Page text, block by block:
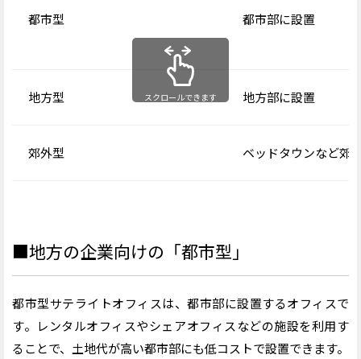
まとめ：サテライトオフィスを上手に活用しよう
都市型 都市部に設置
地方型 地方部に設置
郊外型 ベッドタウンなど郊
■地方の企業向けの「都市型」
都市型サテライトオフィスは、都市部に設置するオフィスで
す。レンタルオフィスやシェアオフィスなどの施設を利用す
ることで、土地代が高い都市部にも低コストで設置できます。